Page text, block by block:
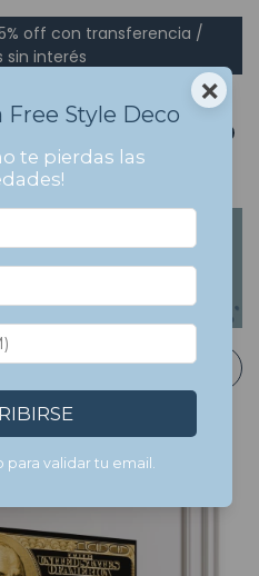
off con transferencia /
sin interés
en Canvas > Dolares
×
Style Deco
te pierdas las
para validar tu email.